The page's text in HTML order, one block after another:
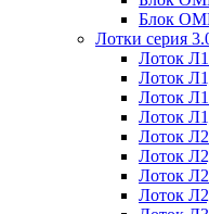
Блок
Лотки серия
Лоток
Лоток
Лоток
Лоток
Лоток
Лоток
Лоток
Лоток